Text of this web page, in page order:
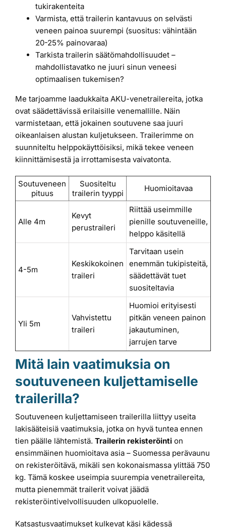
tukirakenteita
Varmista, että trailerin kantavuus on selvästi
veneen painoa suurempi (suositus: vähintään
20-25% painovaraa)
Tarkista trailerin säätömahdollisuudet –
mahdollistavatko ne juuri sinun veneesi
optimaalisen tukemisen?
Me tarjoamme laadukkaita AKU-venetrailereita, jotka
ovat säädettävissä erilaisille venemallille. Näin
varmistetaan, että jokainen soutuvene saa juuri
oikeanlaisen alustan kuljetukseen. Trailerimme on
suunniteltu helppokäyttöisiksi, mikä tekee veneen
kiinnittämisestä ja irrottamisesta vaivatonta.
Soutuveneen
pituus
Suositeltu
trailerin tyyppi
Huomioitavaa
Alle 4m
Kevyt
perustraileri
Riittää useimmille
pienille soutuveneille,
helppo käsitellä
4-5m
Keskikokoinen
traileri
Tarvitaan usein
enemmän tukipisteitä,
säädettävät tuet
suositeltavia
Yli 5m
Vahvistettu
traileri
Huomioi erityisesti
pitkän veneen painon
jakautuminen,
jarrujen tarve
Mitä lain vaatimuksia on
soutuveneen kuljettamiselle
trailerilla?
Soutuveneen kuljettamiseen trailerilla liittyy useita
lakisääteisiä vaatimuksia, jotka on hyvä tuntea ennen
tien päälle lähtemistä. Trailerin rekisteröinti on
ensimmäinen huomioitava asia – Suomessa perävaunu
on rekisteröitävä, mikäli sen kokonaismassa ylittää 750
kg. Tämä koskee useimpia suurempia venetrailereita,
mutta pienemmät trailerit voivat jäädä
rekisteröintivelvollisuuden ulkopuolelle.
Katsastusvaatimukset kulkevat käsi kädessä